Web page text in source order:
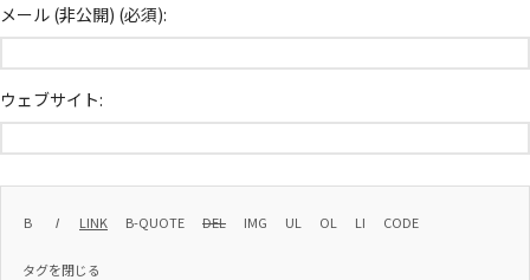
メール (非公開) (必須):
ウェブサイト: